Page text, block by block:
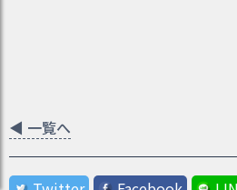
◀ 一覧へ